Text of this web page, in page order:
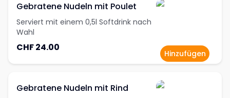
Gebratene Nudeln mit Poulet
Serviert mit einem 0,5l Softdrink nach
Wahl
CHF 24.00
Hinzufügen
Gebratene Nudeln mit Rind